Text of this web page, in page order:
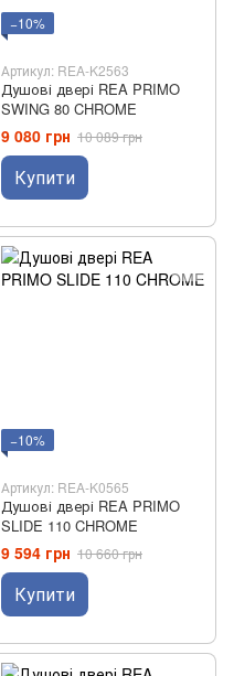
−10%
Артикул: REA-K2563
Душові двері REA PRIMO
SWING 80 CHROME
9 080 грн 10 089 грн
Купити
−10%
Артикул: REA-K0565
Душові двері REA PRIMO
SLIDE 110 CHROME
9 594 грн 10 660 грн
Купити